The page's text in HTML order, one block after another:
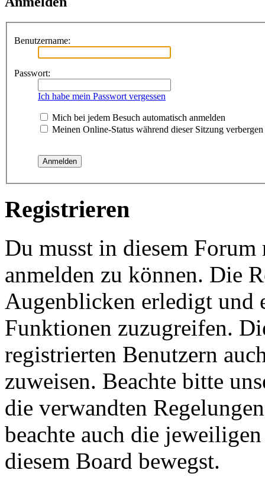
Benutzername:
Passwort:
Ich habe mein Passwort vergessen
Mich bei jedem Besuch automatisch anmelden
Meinen Online-Status während dieser Sitzung verbergen
Registrieren
Du musst in diesem
anmelden zu können. Die
Augenblicken erledigt und
Funktionen zuzugreifen.
registrierten Benutzern
zuweisen. Beachte bitte
die verwandten
beachte auch die
diesem Board bewegst.